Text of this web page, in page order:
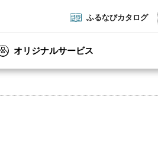
ふるなびカタログ
オリジナルサービス